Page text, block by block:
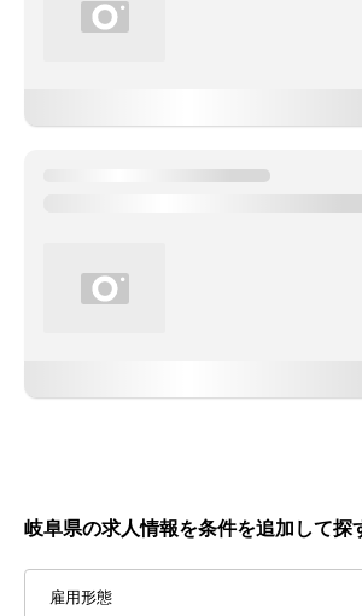
岐阜県の求人情報を条件を追加して探
雇用形態